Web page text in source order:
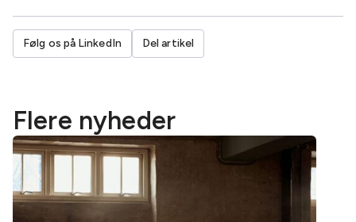
Følg os på LinkedIn Del artikel
Flere nyheder